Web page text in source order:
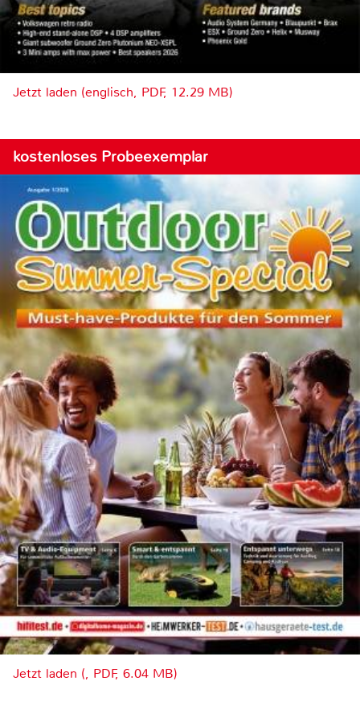
Jetzt laden (englisch, PDF, 12.29 MB)
kostenloses Probeexemplar
Jetzt laden (, PDF, 6.04 MB)